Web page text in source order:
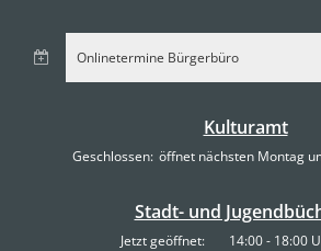
Onlinetermine Bürgerbüro
Kulturamt
Klicken, um weitere Öffnungs- oder
Geschlossen: öffnet nächsten Montag
Stadt- und
Klicken, um weitere Öffnungs-
Jetzt geöffnet: 14:00- 18:00